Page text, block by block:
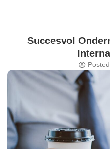
Succesvol